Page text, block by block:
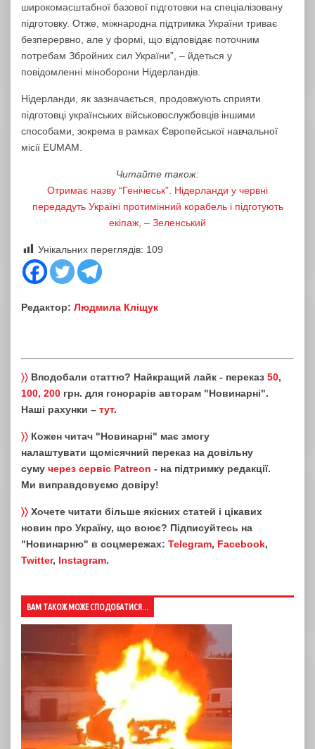
широкомасштабної базової підготовки на спеціалізовану
підготовку. Отже, міжнародна підтримка України триває
безперервно, але у формі, що відповідає поточним
потребам Збройних сил України”, – йдеться у
повідомленні міноборони Нідерландів.
Нідерланди, як зазначається, продовжують сприяти
підготовці українських військовослужбовців іншими
способами, зокрема в рамках Європейської навчальної
місії EUMAM.
Читайте також:
Отримає назву “Генічеськ”. Нідерланди у червні
передадуть Україні протимінний корабель і підготують
екіпаж, – Зеленський
Унікальних переглядів: 109
Редактор: Людмила Кліщук
〉〉 Вподобали статтю? Найкращий лайк - переказ 50,
100, 200 грн. для гонорарів авторам "Новинарні".
Наші рахунки – тут.
〉〉 Кожен читач "Новинарні" має змогу
налаштувати щомісячний переказ на довільну
суму через сервіс Patreon - на підтримку редакції.
Ми виправдовуємо довіру!
〉〉 Хочете читати більше якісних статей і цікавих
новин про Україну, що воює? Підписуйтесь на
"Новинарню" в соцмережах: Telegram, Facebook,
Twitter, Instagram.
ВАМ ТАКОЖ МОЖЕ СПОДОБАТИСЯ...